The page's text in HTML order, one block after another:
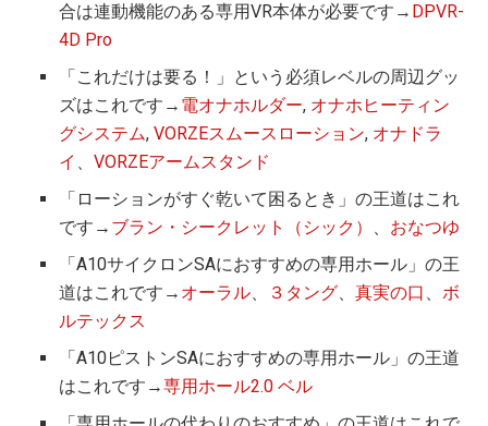
合は連動機能のある専用VR本体が必要です→ DPVR-
4D Pro
「これだけは要る！」という必須レベルの周辺グッ
ズはこれです→ 電オナホルダー, オナホヒーティン
グシステム,VORZEスムースローション, オナドラ
イ 、VORZEアームスタンド
「ローションがすぐ乾いて困るとき」の王道はこれ
です→ ブラン・シークレット（シック） 、 おなつゆ
「A10サイクロンSAにおすすめの専用ホール」の王
道はこれです→ オーラル、 ３タング、真実の口 、ボ
ルテックス
「A10ピストンSAにおすすめの専用ホール」の王道
はこれです→専用ホール2.0 ベル